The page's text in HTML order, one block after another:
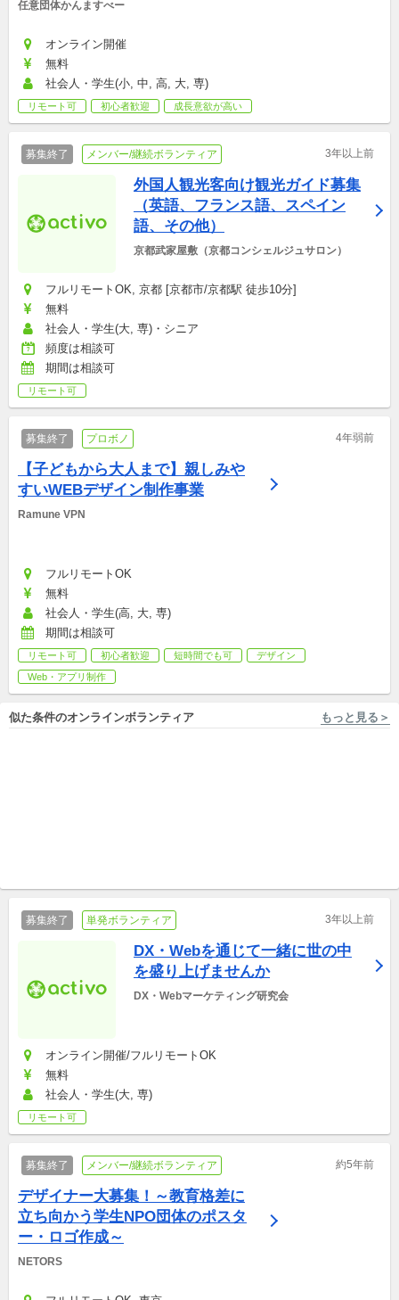
任意団体かんますべー
オンライン開催
無料
社会人・学生(小, 中, 高, 大, 専)
リモート可 初心者歓迎 成長意欲が高い
募集終了 メンバー/継続ボランティア 3年以上前
外国人観光客向け観光ガイド募集
（英語、フランス語、スペイン
語、その他）
京都武家屋敷（京都コンシェルジュサロン）
フルリモートOK, 京都 [京都市/京都駅 徒歩10分]
無料
社会人・学生(大, 専)・シニア
頻度は相談可
期間は相談可
リモート可
募集終了 プロボノ 4年弱前
【子どもから大人まで】親しみや
すいWEBデザイン制作事業
Ramune VPN
フルリモートOK
無料
社会人・学生(高, 大, 専)
期間は相談可
リモート可 初心者歓迎 短時間でも可
デザイン
Web・アプリ制作
似た条件のオンラインボランティア もっと見る＞
募集終了 単発ボランティア 3年以上前
DX・Webを通じて一緒に世の中
を盛り上げませんか
DX・Webマーケティング研究会
オンライン開催/フルリモートOK
無料
社会人・学生(大, 専)
リモート可
募集終了 メンバー/継続ボランティア 約5年前
デザイナー大募集！～教育格差に
立ち向かう学生NPO団体のポスタ
ー・ロゴ作成～
NETORS